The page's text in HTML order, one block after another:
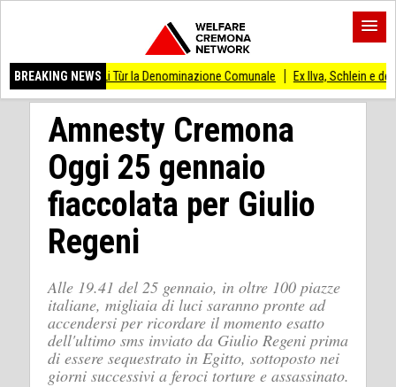
BREAKING NEWS
de Li Tùr la Denominazione Comunale Ex Ilva, Schlein e delegazione Pd
Amnesty Cremona
Oggi 25 gennaio
fiaccolata per Giulio
Regeni
Alle 19.41 del 25 gennaio, in oltre 100 piazze
italiane, migliaia di luci saranno pronte ad
accendersi per ricordare il momento esatto
dell'ultimo sms inviato da Giulio Regeni prima
di essere sequestrato in Egitto, sottoposto nei
giorni successivi a feroci torture e assassinato.